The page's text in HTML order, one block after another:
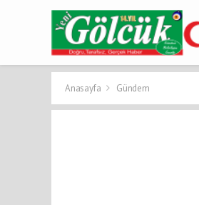
Anasayfa Gündem